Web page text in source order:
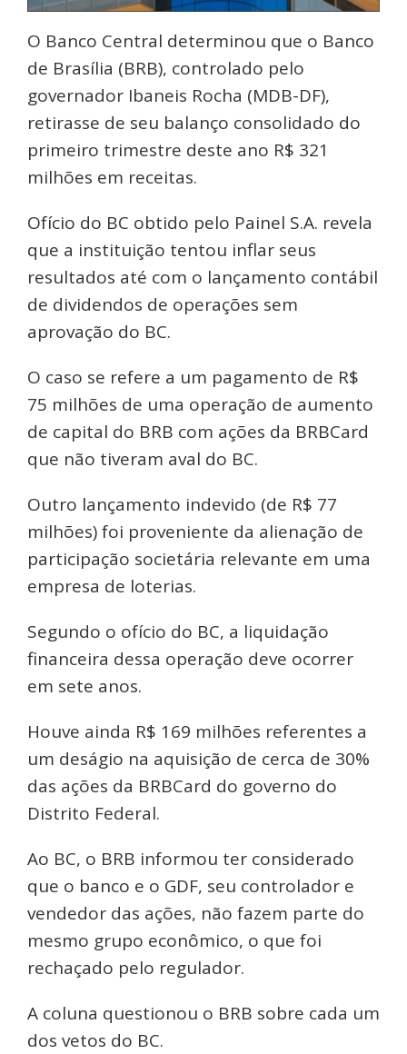
O Banco Central determinou que o Banco
de Brasília (BRB), controlado pelo
governador Ibaneis Rocha (MDB-DF),
retirasse de seu balanço consolidado do
primeiro trimestre deste ano R$ 321
milhões em receitas.
Ofício do BC obtido pelo Painel S.A. revela
que a instituição tentou inflar seus
resultados até com o lançamento contábil
de dividendos de operações sem
aprovação do BC.
O caso se refere a um pagamento de R$
75 milhões de uma operação de aumento
de capital do BRB com ações da BRBCard
que não tiveram aval do BC.
Outro lançamento indevido (de R$ 77
milhões) foi proveniente da alienação de
participação societária relevante em uma
empresa de loterias.
Segundo o ofício do BC, a liquidação
financeira dessa operação deve ocorrer
em sete anos.
Houve ainda R$ 169 milhões referentes a
um deságio na aquisição de cerca de 30%
das ações da BRBCard do governo do
Distrito Federal.
Ao BC, o BRB informou ter considerado
que o banco e o GDF, seu controlador e
vendedor das ações, não fazem parte do
mesmo grupo econômico, o que foi
rechaçado pelo regulador.
A coluna questionou o BRB sobre cada um
dos vetos do BC.